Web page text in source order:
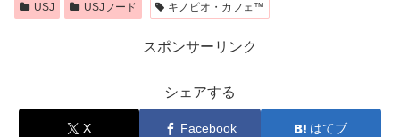
USJ USJフード キノピオ・カフェ™
スポンサーリンク
シェアする
X Facebook はてブ